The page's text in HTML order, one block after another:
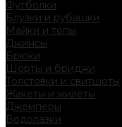
Футболки
Блузки и рубашки
Майки и топы
Джинсы
Брюки
Шорты и бриджи
Толстовки и свитшоты
Жакеты и жилеты
Джемперы
Водолазки